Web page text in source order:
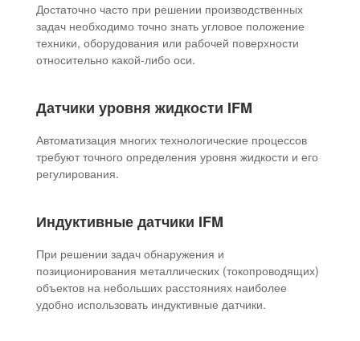
Достаточно часто при решении производственных
задач необходимо точно знать угловое положение
техники, оборудования или рабочей поверхности
относительно какой-либо оси.
Датчики уровня жидкости IFM
Автоматизация многих технологические процессов
требуют точного определения уровня жидкости и его
регулирования.
Индуктивные датчики IFM
При решении задач обнаружения и
позиционирования металлических (токопроводящих)
объектов на небольших расстояниях наиболее
удобно использовать индуктивные датчики.